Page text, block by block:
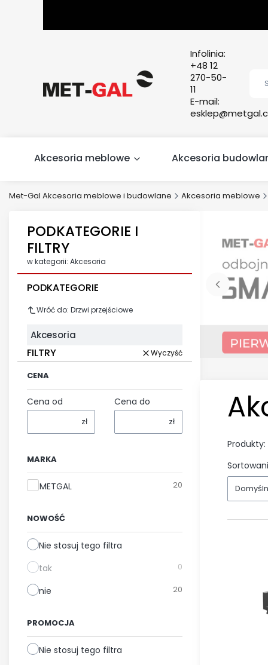
Infolinia:
+48 12
270-50-
11
E-mail:
Akcesoria meblowe Akcesoria
Met-Gal Akcesoria meblowe i budowlane Akcesoria meblowe
PODKATEGORIE I
FILTRY
w kategorii: Akcesoria
PODKATEGORIE
Wróć do: Drzwi przejściowe
Akcesoria
FILTRY Wyczyść
CENA
Cena od
zł
Cena do
zł
MARKA
Marka
METGAL 20
NOWOŚĆ
Nie stosuj tego filtra
tak
0
nie 20
PROMOCJA
Nie stosuj tego filtra
Produkty: